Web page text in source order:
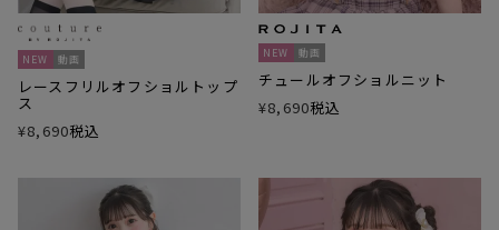
NEW 動画
レースフリルオフショルトップ
ス
¥8,690税込
NEW 動画
チュールオフショルニット
¥8,690税込